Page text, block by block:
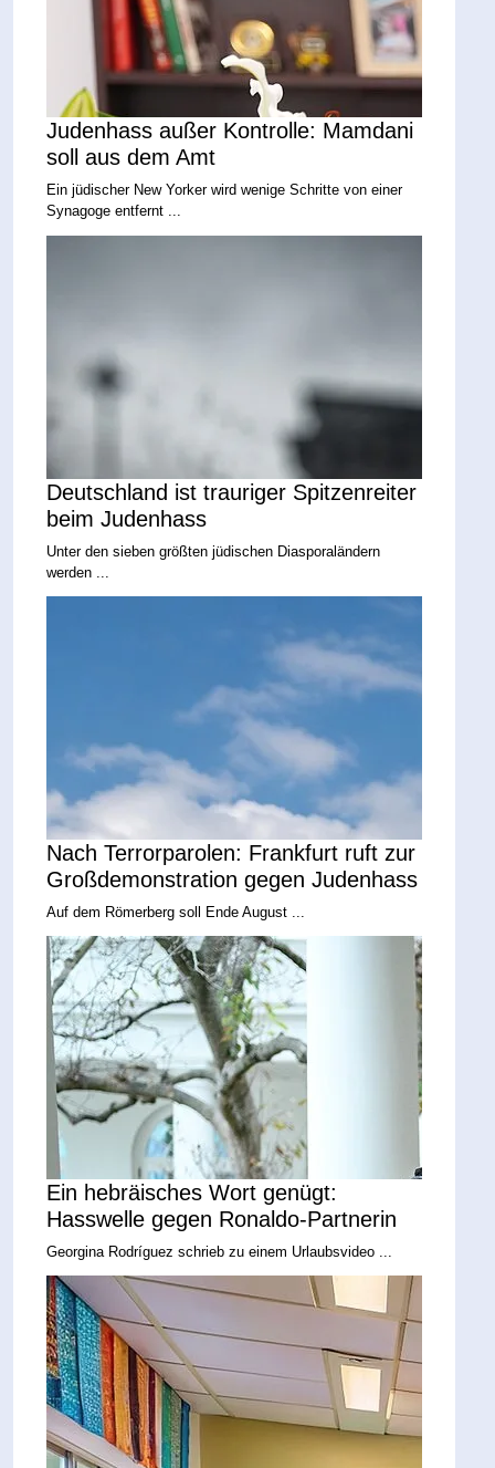
Judenhass außer Kontrolle: Mamdani
soll aus dem Amt
Ein jüdischer New Yorker wird wenige Schritte von einer
Synagoge entfernt ...
Deutschland ist trauriger Spitzenreiter
beim Judenhass
Unter den sieben größten jüdischen Diasporaländern
werden ...
Nach Terrorparolen: Frankfurt ruft zur
Großdemonstration gegen Judenhass
Auf dem Römerberg soll Ende August ...
Ein hebräisches Wort genügt:
Hasswelle gegen Ronaldo-Partnerin
Georgina Rodríguez schrieb zu einem Urlaubsvideo ...